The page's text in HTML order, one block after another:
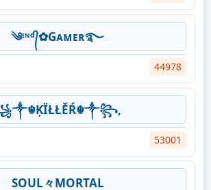
༄ᶦᶰᵈ᭄✿Gᴀᴍᴇʀ࿐
44978
53001
SOUL々MORTAL